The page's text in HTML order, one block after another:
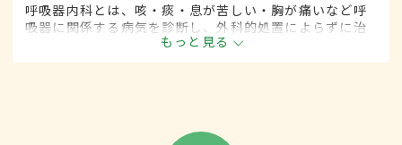
呼吸器内科とは、咳・痰・息が苦しい・胸が痛いなど呼
吸器に関係する病気を診断し、外科的処置によらずに治
療する内科の一領域です。平成20年4月の制度改正前
は、呼吸器科と呼ばれていました。
もっと見る